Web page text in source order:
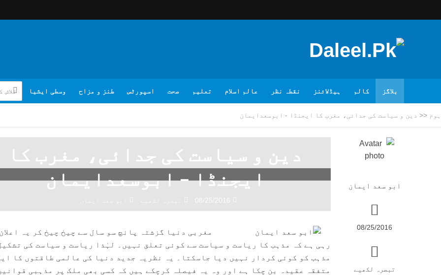
بلاگز کالم ہیڈلائنز نقطہ نظر عالم اسلام تعلیم صحت اسپورٹس طنز و مزاح وسطی ایشیا
ہوم << دین و سیاست کی جدائی، مغرب کا ایجنڈا - ابوسعدایمان
ابو سعد ایمان
08/25/2016
تبصرہ لکھیے
دین و سیاست کی جدائی، مغرب کا
ایجنڈا – ابوسعدایمان
08/25/2016 ابو سعد ایمان
مغربی دنیا گزشتہ پانچ سو سال سے چیخ چیخ کر یہ
رہی ہے کہ مذہب کا ریاست و سیاست سے کوئی تعلق نہیں۔ لہٰذا ریاست و سیاست کی
مذہب کو کوئی کردار نہیں دیا جاسکتا۔ یہ نظریہ جدید دنیا کی عالمی طاقتوں کا
متفقہ عقیدہ بن چکا ہے اور وہ یہ فیصلہ کرچکے ہیں کہ کسی بھی ملک پر مذہبی